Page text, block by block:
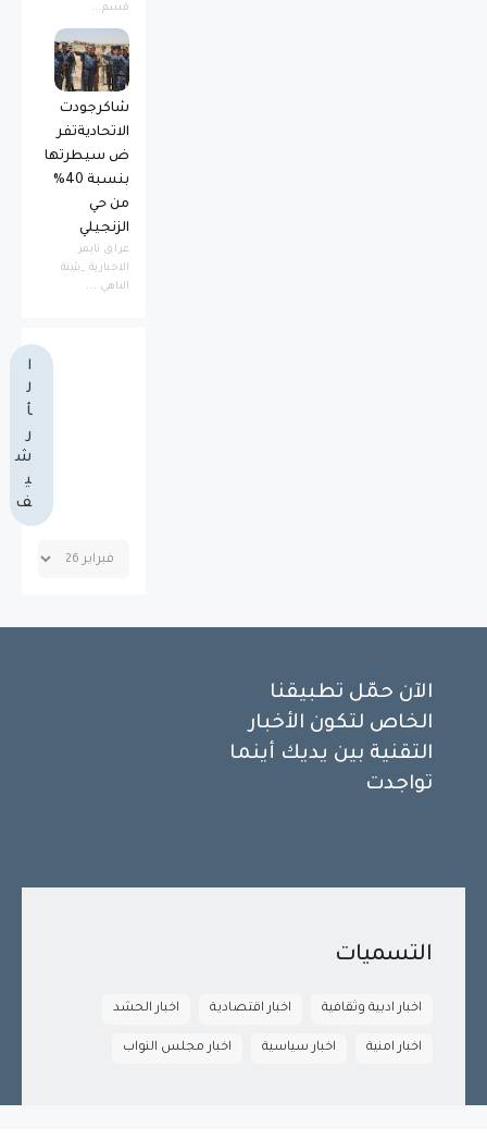
قسم...
شاكرجودت
الاتحاديةتفر
ض سيطرتها
بنسبة 40%
من حي
الزنجيلي
عراق تايمز
الاخبارية _بثينة
الناهي ...
ا
ل
أ
ر
ش
ي
ف
الآن حمّل تطبيقنا
الخاص لتكون الأخبار
التقنية بين يديك أينما
تواجدت
التسميات
اخبار ادبية وثقافية اخبار اقتصادية اخبار الحشد
اخبار امنية اخبار سياسية اخبار مجلس النواب